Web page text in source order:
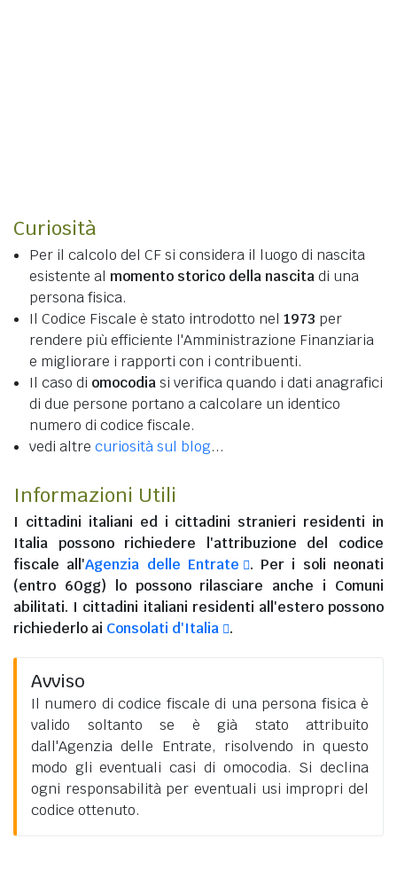
Curiosità
Per il calcolo del CF si considera il luogo di nascita
esistente al momento storico della nascitadi una
persona fisica.
Il Codice Fiscale è stato introdotto nel 1973 per
rendere più efficiente l'Amministrazione Finanziaria
e migliorare i rapporti con i contribuenti.
Il caso di omocodiasi verifica quando i dati anagrafici
di due persone portano a calcolare un identico
numero di codice fiscale.
vedi altre curiosità sul blog...
Informazioni Utili
I cittadini italiani ed i cittadini stranieri residenti in
Italia possono richiedere l'attribuzione del codice
fiscale all'Agenzia delle Entrate
. Per i soli neonati
(entro 60gg) lo possono rilasciare anche i Comuni
abilitati. I cittadini italiani residenti all'esteropossono
richiederlo ai Consolati d'Italia .
Avviso
Il numero di codice fiscale di una persona fisica è
valido soltanto se è già stato attribuito
dall'Agenzia delle Entrate, risolvendo in questo
modo gli eventuali casi di omocodia. Si declina
ogni responsabilità per eventuali usi impropri del
codice ottenuto.